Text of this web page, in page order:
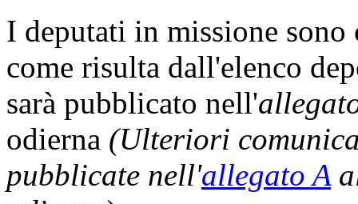
I deputati in missione sono
come risulta dall'elenco
sarà pubblicato nell'
odierna (Ulteriori
pubblicate nell'allegato A